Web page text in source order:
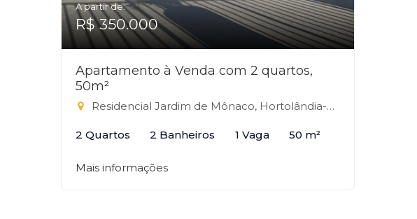
A partir de:
R$ 350.000
Apartamento à Venda com 2 quartos,
50m²
Residencial Jardim de Mônaco, Hortolândia-SP
2 Quartos 2 Banheiros 1 Vaga 50 m²
Mais informações